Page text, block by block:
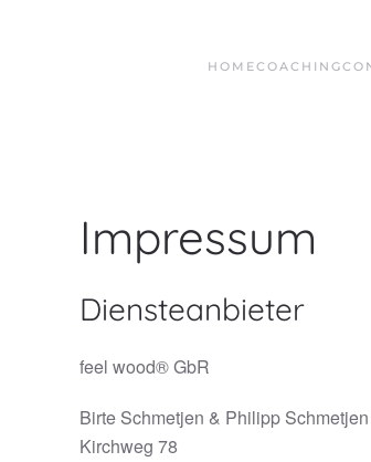
HOMECOACHING
Impressum
Diensteanbieter
feel wood® GbR
Birte Schmetjen & Philipp Schmetjen
Kirchweg 78